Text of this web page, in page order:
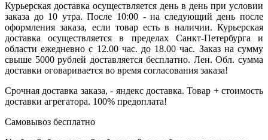
Курьерская доставка осуществляется день в день при условии
заказа до 10 утра. После 10:00 - на следующий день после
оформления заказа, если товар есть в наличии. Курьерская
доставка осуществляется в пределах Санкт-Петербурга и
области ежедневно с 12.00 час. до 18.00 час. Заказ на сумму
свыше 5000 рублей доставляется бесплатно. Лен. Обл. сумма
доставки оговаривается во время согласования заказа!
Срочная доставка заказа, - яндекс доставка. Товар + стоимость
доставки агрегатора. 100% предоплата!
Самовывоз бесплатно